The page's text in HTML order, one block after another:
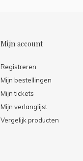
Mijn account
Registreren
Mijn bestellingen
Mijn tickets
Mijn verlanglijst
Vergelijk producten